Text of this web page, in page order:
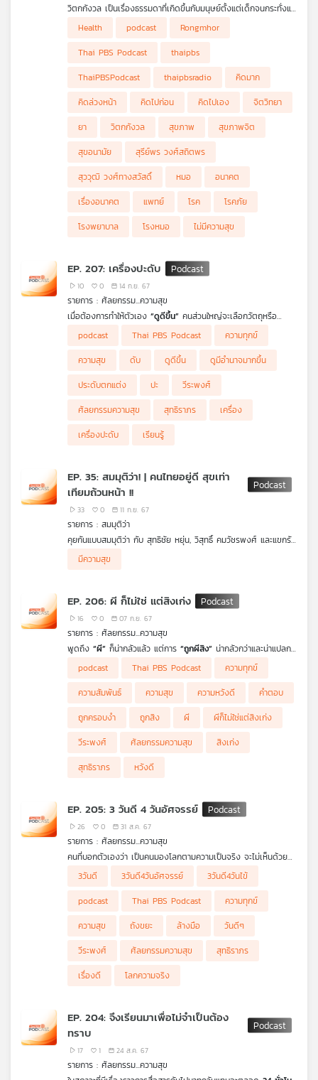
แผนที่
วิตกกังวล เป็นเรื่องธรรมดาที่เกิดขึ้นกับมนุษย์ตั้งแต่เด็กจนกระทั่งแก่
เกิดจากความคิดและการคาดเดาไปก่อนว่า จะเป็นอย่างนั้นอย่างนี้ ทั้ง
ๆ ที่ไม่รู้ว่าจะเป็นเหมือนอย่างที่คิดหรือไม่ หลายคนติดอยู่กับการคิดไป
ก่อน ทำให้ตกอยู่ในความวิตกกังวลตลอดเวลา ทำอย่างไรจึงจะ
บรรเทาภาวะนี้ออกจากจิตใจ รายการ โรงหมอ
Health podcast
Rongmhor
Thai PBS Podcast
thaipbs
ThaiPBSPodcast
thaipbsradio
คิดมาก
คิดล่วงหน้า
คิดไปก่อน คิดไปเอง
จิตวิทยา
ยา
วิตกกังวล สุขภาพ
สุขภาพจิต
สุขอนามัย
สุรีย์พร วงศ์สถิตพร
สุววุฒิ วงศ์ทางสวัสดิ์
หมอ
อนาคต
เรื่องอนาคต
แพทย์ โรค
โรคภัย
โรงพยาบาล
โรงหมอ ไม่มีความสุข
EP. 207: เครื่องปะดับ
10 0 14 ก.ย. 67
รายการ : ศัลยกรรม...ความสุข
เมื่อต้องการทำให้ตัวเอง “ดูดีขึ้น” คนส่วนใหญ่จะเลือกวัตถุหรือ
สิ่งของที่คิดว่าดีและเหมาะสมเพื่อนำมาประดับตกแต่ง ซึ่งเรียกรวม ๆ
ว่า“เครื่องประดับ” แต่บางคนเข้าใจผิดไปเลือกใช้ “เครื่องปะดับ”
แทนซึ่งคือสิ่งที่นำมา
แล้วกลับทำให้ ”ดับ” ยิ่งใช้ ยิ่งดูแย่ ทำนอง
เดียวกับการใช้คำพูดเพื่อให้ตนเอง“ดูมีอำนาจมากขึ้น” แต่ยิ่งพูด ยิ่ง
ดูแย่ ดังนั้น จึงต้องเรียนรู้ที่จะเลือกให้ถูก และใช้คำพูดให้ถูกต้อง ทำ
podcast Thai PBS Podcast
ความทุกข์
ความสุข
ดับ ดูดีขึ้น
ดูมีอำนาจมากขึ้น
ประดับตกแต่ง
ปะ
วีระพงศ์
ศัลยกรรมความสุข
สุทธิราภร
เครื่อง
เครื่องปะดับ
เรียนรู้
EP. 35: สมมุติว่า! | คนไทยอยู่ดี สุขเท่า
เทียมถ้วนหน้า !!
33 0 11 ก.ย. 67
รายการ : สมมุติว่า
คุยกันแบบสมมุติว่า กับ สุทธิชัย หยุ่น, วิสุทธิ์ คมวัชรพงศ์ และแขกรับ
เชิญ มาโนช พุฒตาล คุยเรื่องสมมุติ ถ้าคนไทยอยู่ดี สุขเท่าเทียม
ถ้วนหน้า ! ฟังในรายการ สมมุติว่า ในรูปแบบฟังฉบับ Podcast
มีความสุข
EP. 206: ผี ก็ไม่ใช่ แต่สิงเก่ง
16 0 07 ก.ย. 67
รายการ : ศัลยกรรม...ความสุข
พูดถึง “ผี” ก็น่ากลัวแล้ว แต่การ “ถูกผีสิง” น่ากลัวกว่าและน่าแปลกที่
มีคนจำนวนมาก กลายเป็นคนที่ชอบสิงคนอื่นเสียเอง ซึ่งการเข้าสิงที่
ว่านี้ เหมือนกับการเข้าครอบงำใครบางคน ด้วยเหตุผลของตนเองที่
ล้วนมี “ความหวังดี” อยู่เบื้องหลัง แต่ทำไม่จึงกลับกลายเป็นเรื่องไม่ดี
ไปได้ ถึงขนาดทำร้ายความสัมพันธ์อันดีให้เสียหาย ถ้าเช่นนั้นการมอบ
“ความหวังดี” ด้วยการเข้าครอบงำอาจจะไม่ใช่วิธีที่ถูกต้องแล้ววิธีที่ถูก
ต้องนั้นเป็นอย่างไร รายการ
podcast Thai PBS Podcast
ความทุกข์
ความสัมพันธ์
ความสุข ความหวังดี
คำตอบ
ถูกครอบงำ
ถูกสิง ผี
ผีก็ไม่ใช่แต่สิงเก่ง
วีระพงศ์
ศัลยกรรมความสุข
สิงเก่ง
สุทธิราภร
หวังดี
EP. 205: 3 วันดี 4 วันอัศจรรย์
26 0 31 ส.ค. 67
รายการ : ศัลยกรรม...ความสุข
คนที่บอกตัวเองว่า เป็นคนมองโลกตามความเป็นจริง จะไม่เห็นด้วย
กับวลีที่ว่า
“3 วันดี 4 วันอัศจรรย์”เพราะเป็นไปไม่ได้เลยที่จะมีคนมีแต่
วันดี ๆ โดยไม่มีวันไม่ดีอยู่เลยสักวัน ซึ่งก็จริงที่ว่า ทุกคนต้องพบเจอ
ทั้งเรื่องดีและเรื่องไม่ดีปะปนกันไป ในขณะที่การเผชิญเรื่องดี ใคร ๆ
ก็ชอบ แต่การเผชิญเรื่องไม่ดี คือประเด็นที่จะต้องเรียนรู้ เพื่อให้
เผชิญเรื่องไม่ดีที่จะเกิดขึ้นได้อย่างดี หากสามารถทำได้ วันของเราจะ
กลายเป็นวันดี ๆ ตามวลีที่ว่า
3วันดี 3วันดี4วันอัศจรรย์
3วันดี4วันไข้
podcast
Thai PBS Podcast
ความทุกข์
ความสุข
ถังขยะ ล้างมือ
วันดีๆ
วีระพงศ์
ศัลยกรรมความสุข
สุทธิราภร
เรื่องดี
โลกความจริง
EP. 204: จึงเรียนมาเพื่อไม่จำเป็นต้อง
ทราบ
17 1 24 ส.ค. 67
รายการ : ศัลยกรรม...ความสุข